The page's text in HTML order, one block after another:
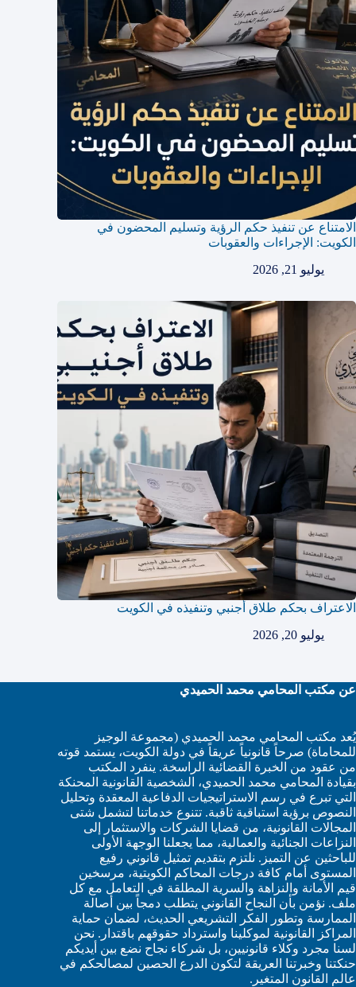
الامتناع عن تنفيذ حكم الرؤية وتسليم المحضون في
الكويت: الإجراءات والعقوبات
يوليو 21, 2026
الاعتراف بحكم طلاق أجنبي وتنفيذه في الكويت
يوليو 20, 2026
عن مكتب المحامي محمد الحميدي
يُعد مكتب المحامي محمد الحميدي (مجموعة الوجيز
للمحاماة) صرحاً قانونياً عريقاً في دولة الكويت، يستمد قوته
من عقود من الخبرة القضائية الراسخة. ينفرد المكتب
بقيادة المحامي محمد الحميدي، الشخصية القانونية المحنكة
التي تبرع في رسم الاستراتيجيات الدفاعية المعقدة وتحليل
النصوص برؤية استباقية ثاقبة. تتنوع خدماتنا لتشمل شتى
المجالات القانونية، من قضايا الشركات والاستثمار إلى
النزاعات الجنائية والعمالية، مما يجعلنا الوجهة الأولى
للباحثين عن التميز. نلتزم بتقديم تمثيل قانوني رفيع
المستوى أمام كافة درجات المحاكم الكويتية، مرسخين
قيم الأمانة والنزاهة والسرية المطلقة في التعامل مع كل
ملف. نؤمن بأن النجاح القانوني يتطلب دمجاً بين أصالة
الممارسة وتطور الفكر التشريعي الحديث، لضمان حماية
المراكز القانونية لموكلينا واسترداد حقوقهم باقتدار. نحن
لسنا مجرد وكلاء قانونيين، بل شركاء نجاح نضع بين أيديكم
حنكتنا وخبرتنا العريقة لتكون الدرع الحصين لمصالحكم في
عالم القانون المتغير.